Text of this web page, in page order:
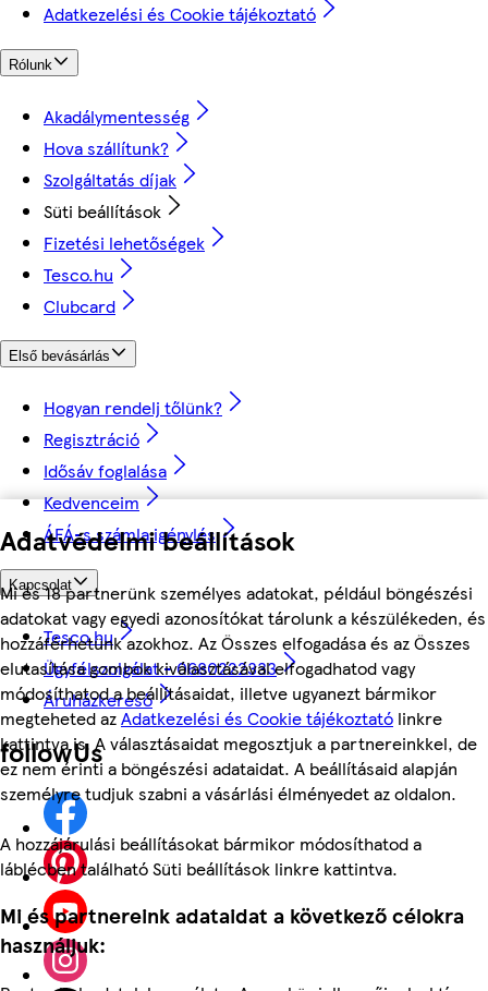
Adatvédelmi beállítások
Mi és 18 partnerünk személyes adatokat, például böngészési
adatokat vagy egyedi azonosítókat tárolunk a készülékeden, és
hozzáférhetünk azokhoz. Az Összes elfogadása és az Összes
elutasítása gombok kiválasztásával elfogadhatod vagy
módosíthatod a beállításaidat, illetve ugyanezt bármikor
megteheted azAdatkezelési és Cookie tájékoztató linkre
kattintva is. A választásaidat megosztjuk a partnereinkkel, de
ez nem érinti a böngészési adataidat. A beállításaid alapján
személyre tudjuk szabni a vásárlási élményedet az oldalon.
A hozzájárulási beállításokat bármikor módosíthatod a
láblécben található Süti beállítások linkre kattintva.
Mi és partnereink adataidat a következő célokra
használjuk:
Adatkezelési és Cookie tájékoztató
Rólunk
Akadálymentesség
Hova szállítunk?
Szolgáltatás díjak
Süti beállítások
Fizetési lehetőségek
Tesco.hu
Clubcard
Első bevásárlás
Hogyan rendelj tőlünk?
Regisztráció
Idősáv foglalása
Kedvenceim
ÁFÁ-s számla igénylés
Kapcsolat
Tesco.hu
Ügyfélszolgálat - 0680222333
Áruházkereső
followUs